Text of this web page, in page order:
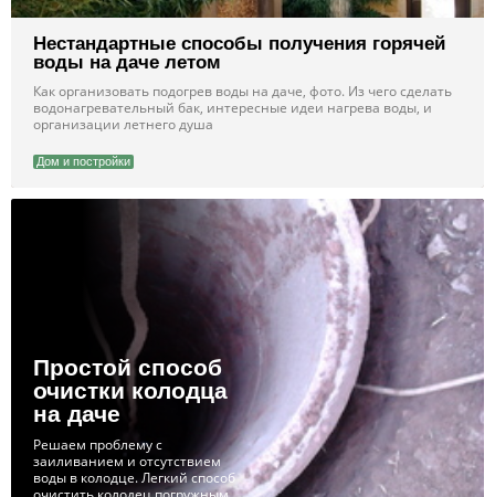
Нестандартные способы получения горячей
воды на даче летом
Как организовать подогрев воды на даче, фото. Из чего сделать
водонагревательный бак, интересные идеи нагрева воды, и
организации летнего душа
Дом и постройки
Простой способ
очистки колодца
на даче
Решаем проблему с
заиливанием и отсутствием
воды в колодце. Легкий способ